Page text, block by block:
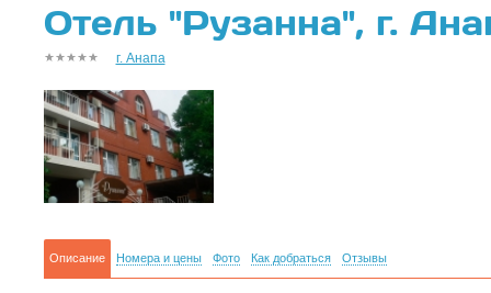
Отель "Рузанна", г.
г. Анапа
Описание Номера и цены Фото Как добраться Отзывы